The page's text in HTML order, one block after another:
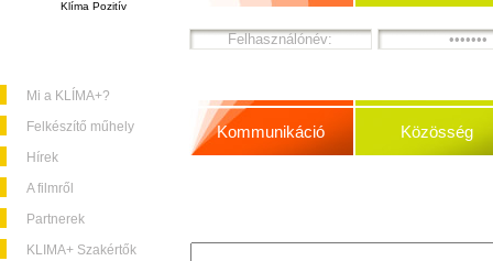
Klíma Pozitív
Mi a KLÍMA+?
Felkészítő műhely
Hírek
A filmről
Partnerek
KLIMA+ Szakértők
Kommunikáció Közösség